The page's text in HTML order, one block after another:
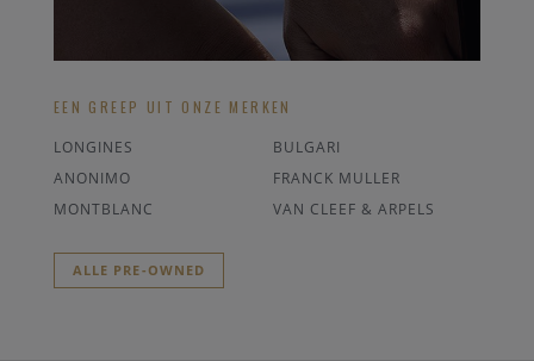
EEN GREEP UIT ONZE MERKEN
LONGINES
BULGARI
ANONIMO
FRANCK MULLER
MONTBLANC
VAN CLEEF & ARPELS
ALLE PRE-OWNED